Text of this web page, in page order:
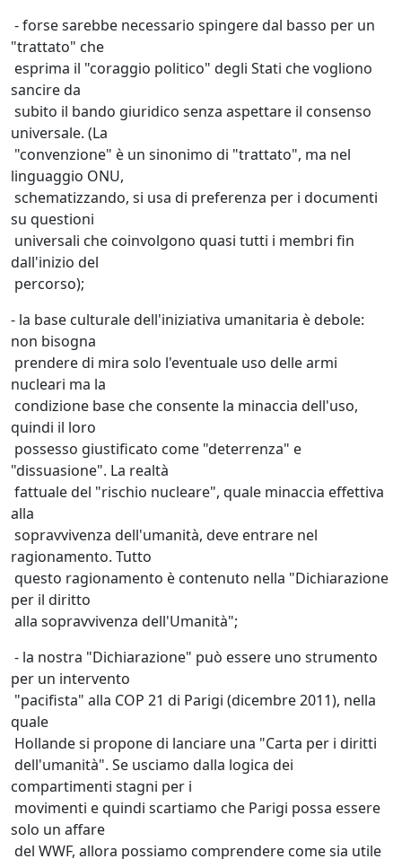
- forse sarebbe necessario spingere dal basso per un
"trattato" che
esprima il "coraggio politico" degli Stati che vogliono
sancire da
subito il bando giuridico senza aspettare il consenso
universale. (La
"convenzione" è un sinonimo di "trattato", ma nel
linguaggio ONU,
schematizzando, si usa di preferenza per i documenti
su questioni
universali che coinvolgono quasi tutti i membri fin
dall'inizio del
percorso);
- la base culturale dell'iniziativa umanitaria è debole:
non bisogna
prendere di mira solo l'eventuale uso delle armi
nucleari ma la
condizione base che consente la minaccia dell'uso,
quindi il loro
possesso giustificato come "deterrenza" e
"dissuasione". La realtà
fattuale del "rischio nucleare", quale minaccia effettiva
alla
sopravvivenza dell'umanità, deve entrare nel
ragionamento. Tutto
questo ragionamento è contenuto nella "Dichiarazione
per il diritto
alla sopravvivenza dell'Umanità";
- la nostra "Dichiarazione" può essere uno strumento
per un intervento
"pacifista" alla COP 21 di Parigi (dicembre 2011), nella
quale
Hollande si propone di lanciare una "Carta per i diritti
dell'umanità". Se usciamo dalla logica dei
compartimenti stagni per i
movimenti e quindi scartiamo che Parigi possa essere
solo un affare
del WWF, allora possiamo comprendere come sia utile